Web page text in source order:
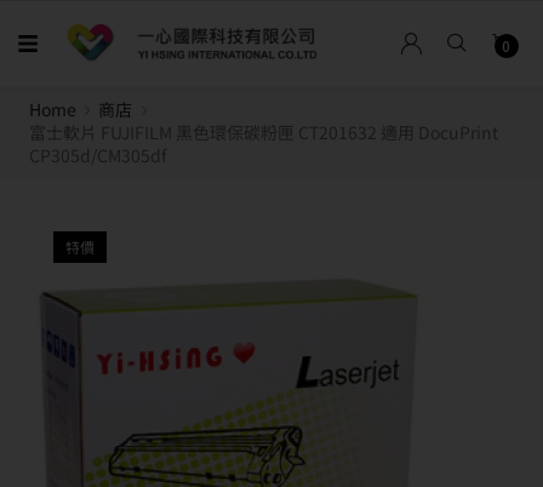
0
Home
商店
富士軟片 FUJIFILM 黑色環保碳粉匣 CT201632 適用 DocuPrint
CP305d/CM305df
特價